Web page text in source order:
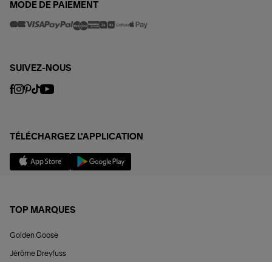
MODE DE PAIEMENT
SUIVEZ-NOUS
TÉLÉCHARGEZ L'APPLICATION
TOP MARQUES
Golden Goose
Jérôme Dreyfuss